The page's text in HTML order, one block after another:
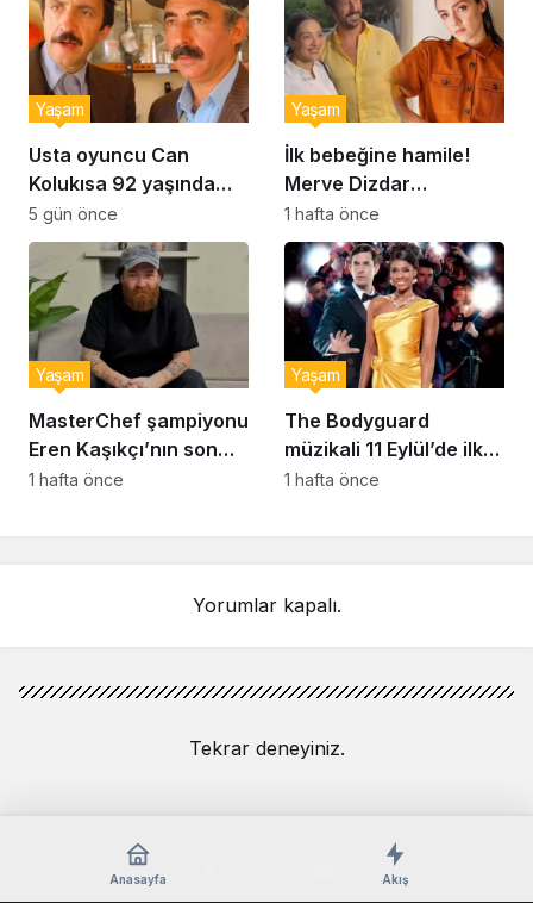
Usta oyuncu Can
Kolukısa 92 yaşında
hayatını kaybetti
Yaşam
5 gün önce
İlk bebeğine hamile!
Merve Dizdar
sessizliğini bozdu: ‘İsim
bulmak çok zor’
Yaşam
1 hafta önce
MasterChef şampiyonu
Eren Kaşıkçı’nın son
anlarındaki kahreden
Yaşam
1 hafta önce
The Bodyguard
müzikali 11 Eylül’de ilk
kez Türkiye’de
Yaşam
1 hafta önce
Yorumlar kapalı.
Tekrar deneyiniz.
Anasayfa Akış